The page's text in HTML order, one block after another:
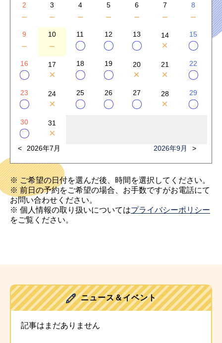
2
－
3
－
4
－
5
－
6
－
7
－
8
－
9
－
10
－
11
〇
12
〇
13
〇
14
×
15
〇
16
〇
17
×
18
〇
19
〇
20
×
21
×
22
〇
23
〇
24
×
25
〇
26
〇
27
〇
28
×
29
〇
30
〇
31
×
2026年7月 2026年9月
※ ご希望の日付を選んだ後、時間を選択してください。
※ 前日の予約をご希望の場合、お手数ですがお電話にて
お問い合わせください。
※ 個人情報の取り扱いについてはプライバシーポリシー
をご覧ください。
ニュース＆イベント
記事はまだありません